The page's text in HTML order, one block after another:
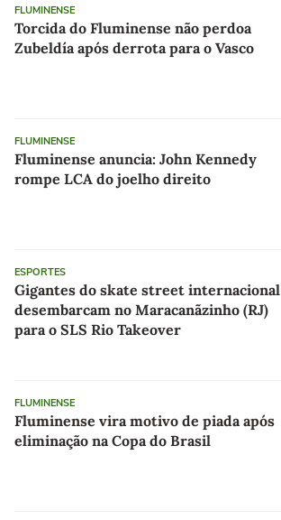
FLUMINENSE
Torcida do Fluminense não perdoa
Zubeldía após derrota para o Vasco
FLUMINENSE
Fluminense anuncia: John Kennedy
rompe LCA do joelho direito
ESPORTES
Gigantes do skate street internacional
desembarcam no Maracanãzinho (RJ)
para o SLS Rio Takeover
FLUMINENSE
Fluminense vira motivo de piada após
eliminação na Copa do Brasil